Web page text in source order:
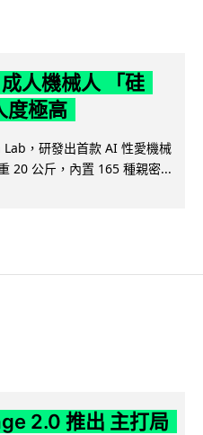
人機械人 「硅
度極高
，研發出首款 AI 性愛機械
20 公斤，內置 165 種親密...
2.0 推出 主打局